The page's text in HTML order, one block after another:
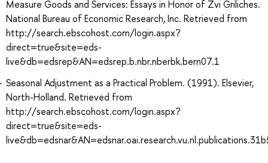
Measure Goods and Services: Essays in Honor of Zvi Griliches.
National Bureau of Economic Research, Inc. Retrieved from
http://search.ebscohost.com/login.aspx?
direct=true&site=eds-
live&db=edsrep&AN=edsrep.b.nbr.nberbk.bern07.1
Seasonal Adjustment as a Practical Problem. (1991). Elsevier,
North-Holland. Retrieved from
http://search.ebscohost.com/login.aspx?
direct=true&site=eds-